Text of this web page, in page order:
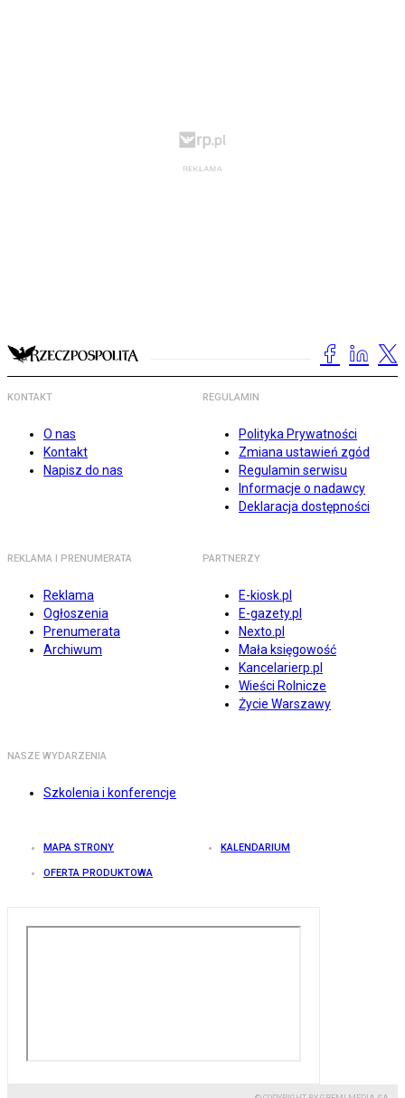
KONTAKT
O nas
Kontakt
Napisz do nas
REGULAMIN
Polityka Prywatności
Zmiana ustawień zgód
Regulamin serwisu
Informacje o nadawcy
Deklaracja dostępności
REKLAMA I PRENUMERATA
Reklama
Ogłoszenia
Prenumerata
Archiwum
PARTNERZY
E-kiosk.pl
E-gazety.pl
Nexto.pl
Mała księgowość
Kancelarierp.pl
Wieści Rolnicze
Życie Warszawy
NASZE WYDARZENIA
Szkolenia i konferencje
MAPA STRONY KALENDARIUM
OFERTA PRODUKTOWA